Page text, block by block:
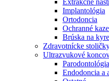
Implantológia
Ortodoncia
Ochranné
Brúska na
Zdravotnícke
Ultrazvukové
Parodontológia
Endodoncia a